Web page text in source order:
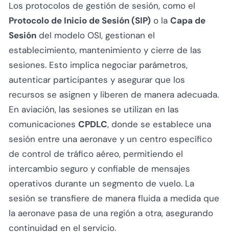
Los protocolos de gestión de sesión, como el
Protocolo de Inicio de Sesión (SIP) o la Capa de
Sesión del modelo OSI, gestionan el
establecimiento, mantenimiento y cierre de las
sesiones. Esto implica negociar parámetros,
autenticar participantes y asegurar que los
recursos se asignen y liberen de manera adecuada.
En aviación, las sesiones se utilizan en las
comunicaciones CPDLC, donde se establece una
sesión entre una aeronave y un centro específico
de control de tráfico aéreo, permitiendo el
intercambio seguro y confiable de mensajes
operativos durante un segmento de vuelo. La
sesión se transfiere de manera fluida a medida que
la aeronave pasa de una región a otra, asegurando
continuidad en el servicio.